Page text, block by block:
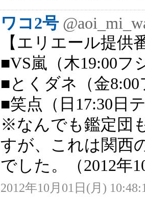
ワコ2号
【エリエール提供
■VS嵐（木19:00フ
■とくダネ（金8:00
■笑点（日17:30日
※なんでも鑑定団
すが、これは関西
でした。（2012年
2012年10月01日(月)